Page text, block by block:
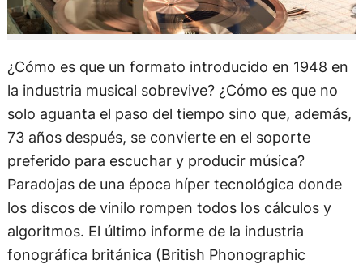
¿Cómo es que un formato introducido en 1948 en
la industria musical sobrevive? ¿Cómo es que no
solo aguanta el paso del tiempo sino que, además,
73 años después, se convierte en el soporte
preferido para escuchar y producir música?
Paradojas de una época híper tecnológica donde
los discos de vinilo rompen todos los cálculos y
algoritmos. El último informe de la industria
fonográfica británica (British Phonographic